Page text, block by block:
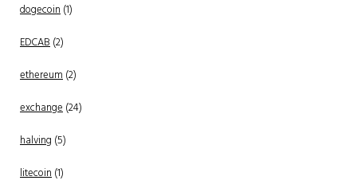
dogecoin(1)
EDCAB(2)
ethereum(2)
exchange(24)
halving (5)
litecoin(1)